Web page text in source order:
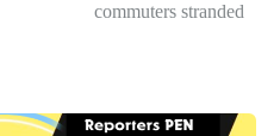
commuters stranded